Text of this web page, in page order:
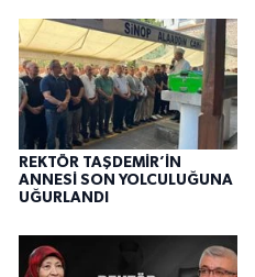
REKTÖR TAŞDEMİR’İN
ANNESİ SON YOLCULUĞUNA
UĞURLANDI